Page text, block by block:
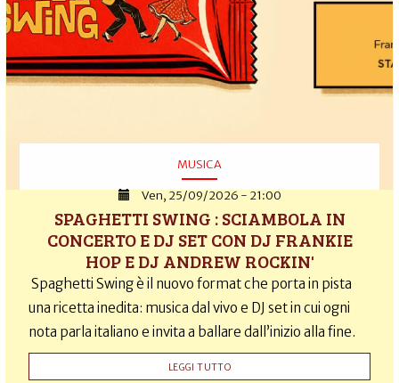
MUSICA
Ven, 25/09/2026 - 21:00
SPAGHETTI SWING : SCIAMBOLA IN
CONCERTO E DJ SET CON DJ FRANKIE
HOP E DJ ANDREW ROCKIN'
Spaghetti Swing è il nuovo format che porta in pista
una ricetta inedita: musica dal vivo e DJ set in cui ogni
nota parla italiano e invita a ballare dall’inizio alla fine.
LEGGI TUTTO